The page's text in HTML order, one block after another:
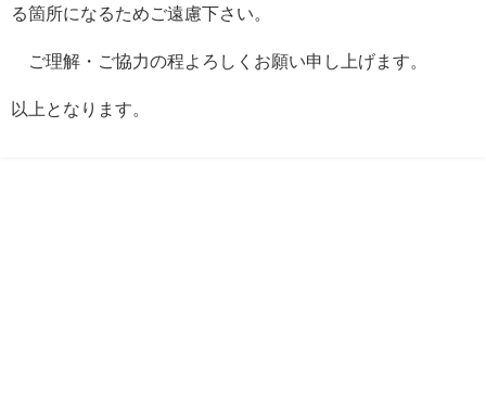
る箇所になるためご遠慮下さい。
ご理解・ご協力の程よろしくお願い申し上げます。
以上となります。